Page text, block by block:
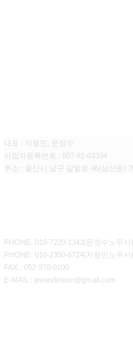
대표 : 지형민, 문정수
사업자등록번호 : 807-81-03334
주소 : 울산시 남구 갈밭로 46(삼산동)
PHONE: 010-7220-1343(문정수노무사)
PHONE: 010-2350-6724(지형민노무사)
FAX : 052-970-0100
E-MAIL : jeeandmoon@gmail.com